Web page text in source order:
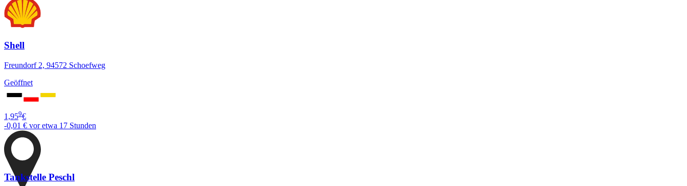
Shell
Freundorf 2, 94572 Schoefweg
Geöffnet
1,959€
-0,01 € vor etwa 17 Stunden
Tankstelle Peschl